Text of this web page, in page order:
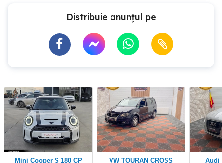
Distribuie anunțul pe
Mini Cooper S 180 CP VW TOURAN CROSS Audi A3 QUATTRO